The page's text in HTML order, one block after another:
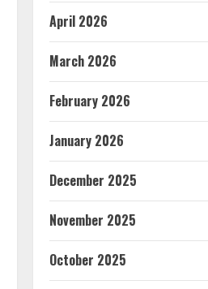
April 2026
March 2026
February 2026
January 2026
December 2025
November 2025
October 2025